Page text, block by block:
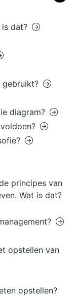
is dat?
gebruikt?
diagram?
principes van
Wat is dat?
opstellen van
opstellen?